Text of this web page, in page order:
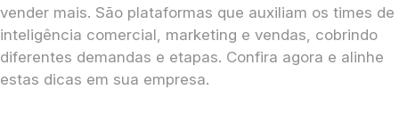
vender mais. São plataformas que auxiliam os times de
inteligência comercial, marketing e vendas, cobrindo
diferentes demandas e etapas. Confira agora e alinhe
estas dicas em sua empresa.